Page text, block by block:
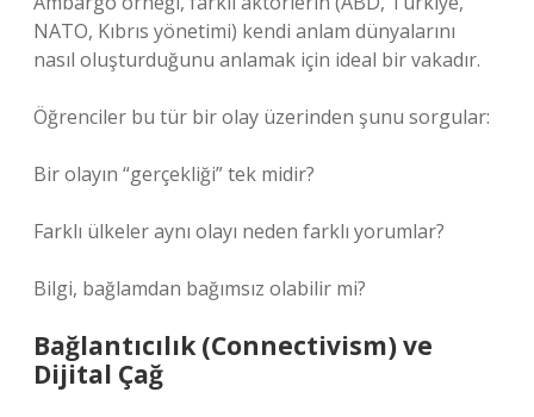
NATO, Kıbrıs yönetimi) kendi anlam dünyalarını
nasıl oluşturduğunu anlamak için ideal bir vakadır.
Öğrenciler bu tür bir olay üzerinden şunu sorgular:
Bir olayın “gerçekliği” tek midir?
Farklı ülkeler aynı olayı neden farklı yorumlar?
Bilgi, bağlamdan bağımsız olabilir mi?
Bağlantıcılık (Connectivism) ve
Dijital Çağ